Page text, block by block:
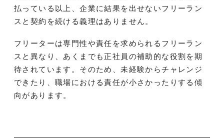
払っている以上、企業に結果を出せないフリーラン
スと契約を続ける義理はありません。
フリーターは専門性や責任を求められるフリーラン
スと異なり、あくまでも正社員の補助的な役割を期
待されています。そのため、未経験からチャレンジ
できたり、職場における責任が小さかったりする傾
向があります。